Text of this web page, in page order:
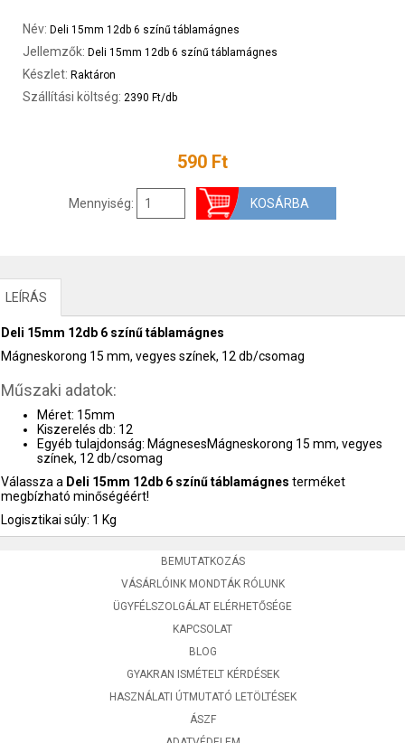
Név: Deli 15mm 12db 6 színű táblamágnes
Jellemzők: Deli 15mm 12db 6 színű táblamágnes
Készlet: Raktáron
Szállítási költség: 2390 Ft/db
590 Ft
Mennyiség:
LEÍRÁS
Deli 15mm 12db 6 színű táblamágnes
Mágneskorong 15 mm, vegyes színek, 12 db/csomag
Műszaki adatok:
Méret: 15mm
Kiszerelés db: 12
Egyéb tulajdonság: MágnesesMágneskorong 15 mm, vegyes
színek, 12 db/csomag
Válassza a Deli 15mm 12db 6 színű táblamágnes terméket
megbízható minőségéért!
Logisztikai súly: 1 Kg
BEMUTATKOZÁS
VÁSÁRLÓINK MONDTÁK RÓLUNK
ÜGYFÉLSZOLGÁLAT ELÉRHETŐSÉGE
KAPCSOLAT
BLOG
GYAKRAN ISMÉTELT KÉRDÉSEK
HASZNÁLATI ÚTMUTATÓ LETÖLTÉSEK
ÁSZF